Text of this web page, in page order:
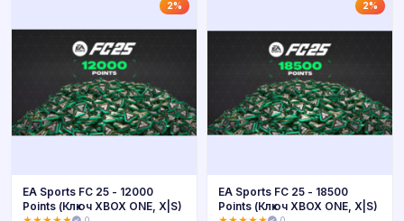
2%
EA Sports FC 25 - 12000
Points (Ключ XBOX ONE, X|S)
2%
EA Sports FC 25 - 18500
Points (Ключ XBOX ONE, X|S)